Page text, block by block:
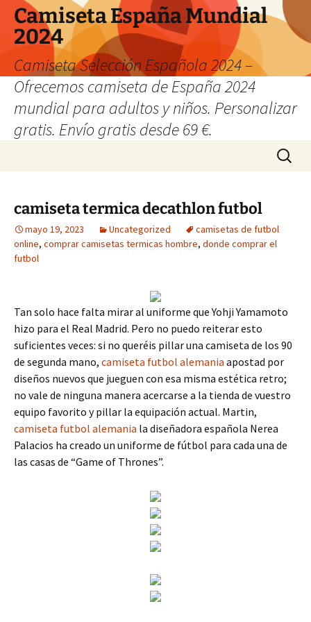
Camiseta España Mundial
2024
Camiseta Selección Española 2024 –
Ofrecemos camiseta de España 2024
mundial para adultos y niños. Personalizar
gratis. Envío gratis desde 69 €.
Buscar:
camiseta termica decathlon futbol
mayo 19, 2023 Uncategorized
camisetas de futbol
online, comprar camisetas termicas hombre, donde comprar el
futbol
Tan solo hace falta mirar al uniforme que Yohji Yamamoto
hizo para el Real Madrid. Pero no puedo reiterar esto
suficientes veces: si no queréis pillar una camiseta de los 90
de segunda mano, camiseta futbol alemania apostad por
diseños nuevos que jueguen con esa misma estética retro;
no vale de ninguna manera acercarse a la tienda de vuestro
equipo favorito y pillar la equipación actual. Martin,
camiseta futbol alemania la diseñadora española Nerea
Palacios ha creado un uniforme de fútbol para cada una de
las casas de “Game of Thrones”.